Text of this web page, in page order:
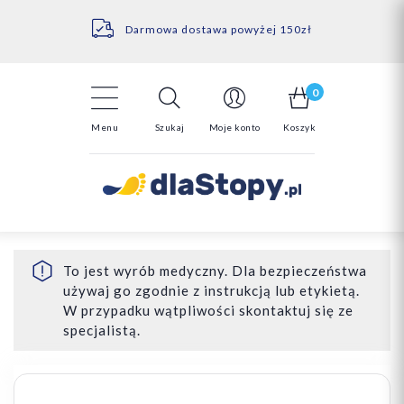
Darmowa dostawa powyżej 150zł
14 Dni na darmowy zwrot*
Menu Szukaj Moje konto
0
Koszyk
To jest wyrób medyczny. Dla bezpieczeństwa
używaj go zgodnie z instrukcją lub etykietą.
W przypadku wątpliwości skontaktuj się ze
specjalistą.